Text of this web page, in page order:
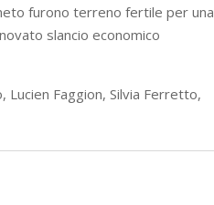
furono terreno fertile per una
slancio economico
Lucien Faggion, Silvia Ferretto,